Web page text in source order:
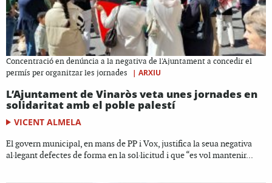
Concentració en denúncia a la negativa de l'Ajuntament a concedir el
permís per organitzar les jornades
| ARXIU
L’Ajuntament de Vinaròs veta unes jornades en
solidaritat amb el poble palestí
VICENT ALMELA
El govern municipal, en mans de PP i Vox, justifica la seua negativa
al·legant defectes de forma en la sol·licitud i que “es vol mantenir...